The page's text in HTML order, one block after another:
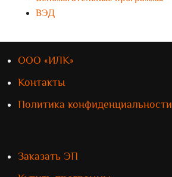
ВЭД
ООО «ИЛК»
Контакты
Политика конфиденциальности
Заказать ЭП